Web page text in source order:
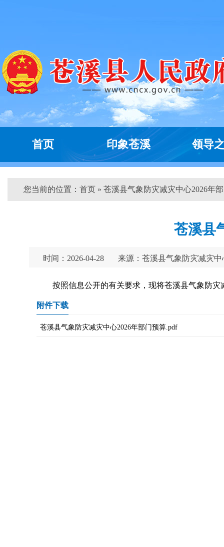
首页 印象苍溪 领导
您当前的位置： 首页 » 苍溪县气象防灾减灾中心2026年
苍溪县
时间：2026-04-28 来源：苍溪县气象防灾减灾中
按照信息公开的有关要求，现将苍溪县气象防
附件下载
苍溪县气象防灾减灾中心2026年部门预算.pdf